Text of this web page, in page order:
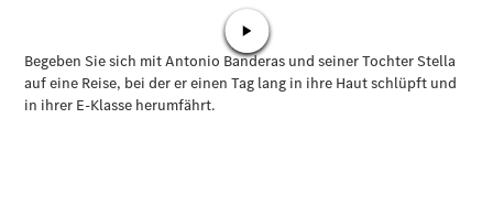
Plug-in-Hybrid Modelle